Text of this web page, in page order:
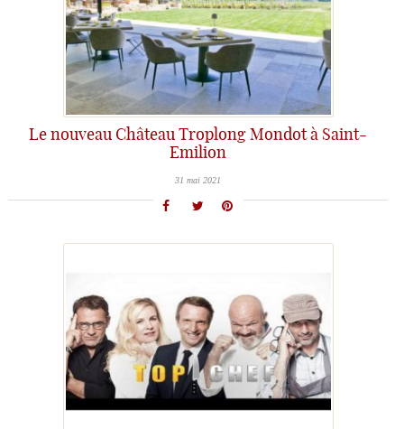
Le nouveau Château Troplong Mondot à Saint-
Emilion
31 mai 2021